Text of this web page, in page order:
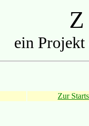
ein Projekt
Zur